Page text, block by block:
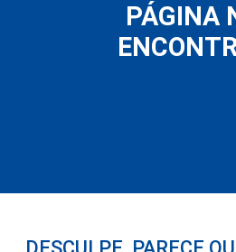
PÁGINA